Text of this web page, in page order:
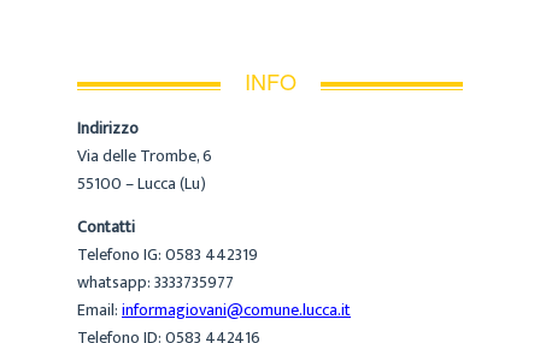
INFO
Indirizzo
Via delle Trombe, 6
55100 – Lucca (Lu)
Contatti
Telefono IG: 0583 442319
whatsapp: 3333735977
Email:informagiovani@comune.lucca.it
Telefono ID: 0583 442416